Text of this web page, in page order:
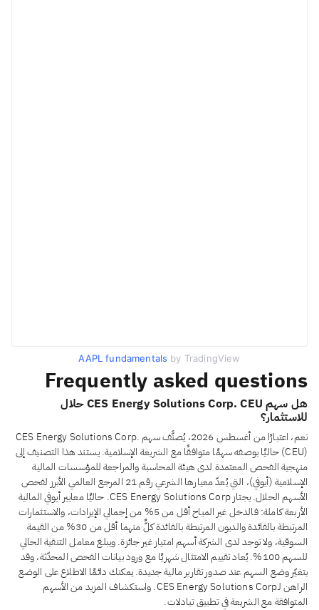
AAPL fundamentals by TradingView
Frequently asked questions
هل سهم CES Energy Solutions Corp. CEU حلال
للاستثمار؟
نعم، اعتبارًا من أغسطس 2026، يُصنَّف سهم CES Energy Solutions Corp.
(CEU) حاليًا بوصفه سهمًا متوافقًا مع الشريعة الإسلامية. يستند هذا التصنيف إلى
منهجية الفحص المعتمدة لدى هيئة المحاسبة والمراجعة للمؤسسات المالية
الإسلامية (أيوفي)، التي يُعدّ معيارها الشرعي رقم 21 المرجع العالمي الأبرز لفحص
الأسهم الحلال. يجتاز CES Energy Solutions Corp. حاليًا معايير أيوفي المالية
الأربعة كاملة: فالدخل غير المباح أقل من 5% من إجمالي الإيرادات، والاستثمارات
المرتبطة بالفائدة والديون المرتبطة بالفائدة كلٌّ منهما أقل من 30% من القيمة
السوقية، ولا توجد لدى الشركة أسهم امتياز غير جائزة. ويبلغ معامل التنقية الحالي
للسهم 100%. يُعاد تقييم الامتثال شهريًا مع ورود بيانات الفحص المحدّثة، وقد
يتغيّر وضع السهم عند صدور تقارير مالية جديدة. يمكنك دائمًا الاطلاع على الوضع
الراهن لـCES Energy Solutions Corp. واستكشاف المزيد من الأسهم
المتوافقة مع الشريعة في تطبيق تبادلات.